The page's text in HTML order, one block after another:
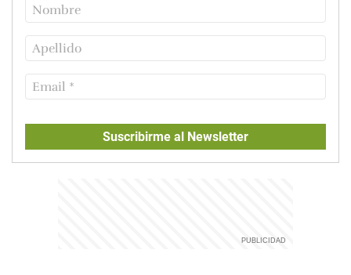
Suscribirme al Newsletter